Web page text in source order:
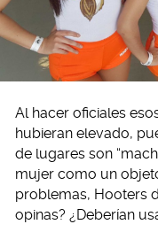
Al hacer oficiales
hubieran elevado,
de lugares son
mujer como un
problemas, Hooters
opinas? ¿Deberían